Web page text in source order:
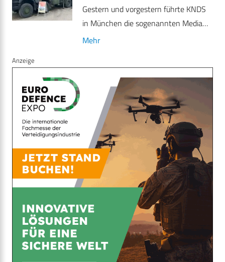
Gestern und vorgestern führte KNDS
in München die sogenannten Media…
Mehr
Anzeige